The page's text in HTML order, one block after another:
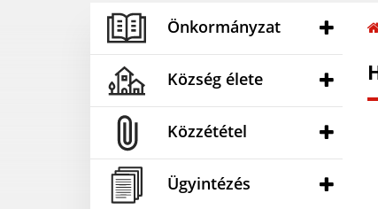
Önkormányzat
Község élete
Közzététel
Ügyintézés